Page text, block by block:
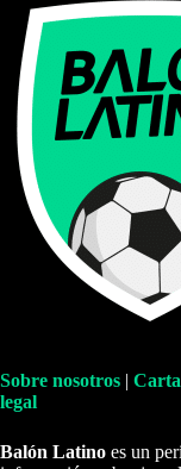
Sobre nosotros |
legal
Balón Latino es un